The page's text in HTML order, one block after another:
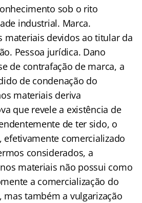
sob o rito
industrial. Marca.
materiais devidos ao titular da
Pessoa jurídica. Dano
de contrafação de marca, a
de condenação do
materiais deriva
que revele a existência de
de ter sido, o
comercializado
considerados, a
materiais não possui como
a comercialização do
também a vulgarização